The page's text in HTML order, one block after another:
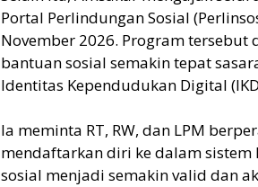
Portal Perlindungan Sosial
November 2026. Program
bantuan sosial semakin tepat
Identitas Kependudukan Digital
Ia meminta RT, RW, dan LPM
mendaftarkan diri ke dalam
sosial menjadi semakin valid dan